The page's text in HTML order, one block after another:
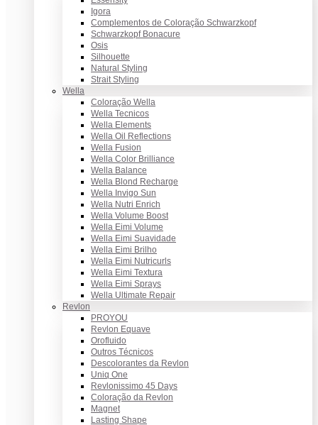
Igora
Complementos de Coloração Schwarzkopf
Schwarzkopf Bonacure
Osis
Silhouette
Natural Styling
Strait Styling
Wella
Coloração Wella
Wella Tecnicos
Wella Elements
Wella Oil Reflections
Wella Fusion
Wella Color Brilliance
Wella Balance
Wella Blond Recharge
Wella Invigo Sun
Wella Nutri Enrich
Wella Volume Boost
Wella Eimi Volume
Wella Eimi Suavidade
Wella Eimi Brilho
Wella Eimi Nutricurls
Wella Eimi Textura
Wella Eimi Sprays
Wella Ultimate Repair
Revlon
PROYOU
Revlon Equave
Orofluido
Outros Técnicos
Descolorantes da Revlon
Uniq One
Revlonissimo 45 Days
Coloração da Revlon
Magnet
Lasting Shape